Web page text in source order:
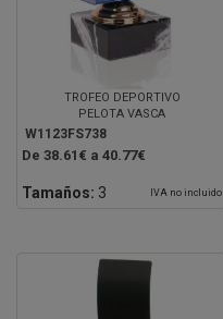
TROFEO DEPORTIVO
PELOTA VASCA
W1123FS738
De 38.61€ a 40.77€
Tamaños: 3 IVA no incluido